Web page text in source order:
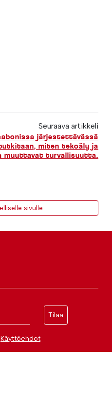
Seuraava artikkeli
järjestettävässä
miten tekoäly ja
muuttavat turvallisuutta.
sivulle
Tilaa
Käyttöehdot